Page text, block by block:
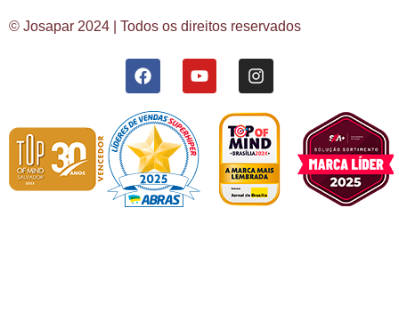
© Josapar 2024 | Todos os direitos reservados